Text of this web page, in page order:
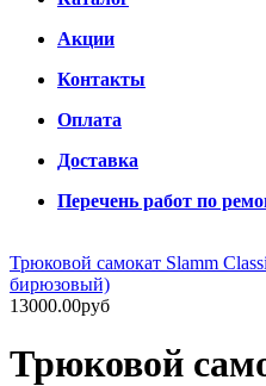
Акции
Контакты
Оплата
Доставка
Перечень работ по
Трюковой самокат Slamm
бирюзовый)
13000.00руб
Трюковой